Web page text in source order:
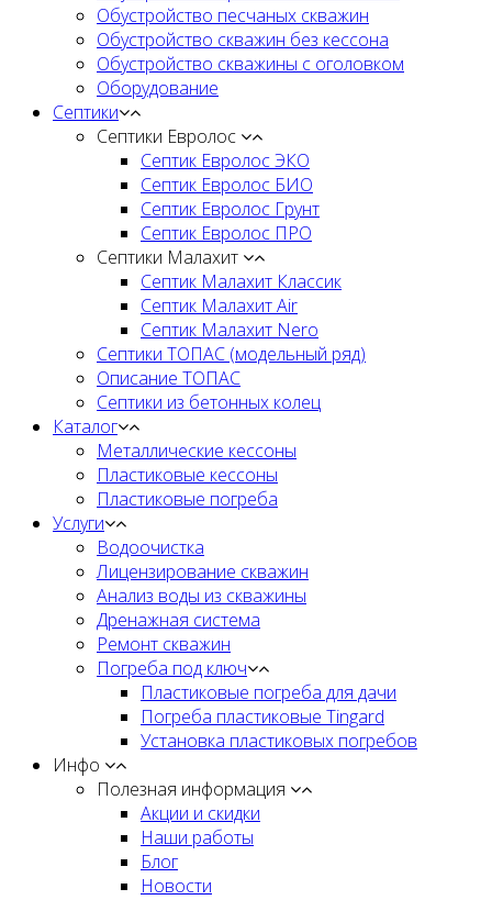
Обустройство песчаных скважин
Обустройство скважин без кессона
Обустройство скважины с оголовком
Оборудование
Септики
Септики Евролос
Септик Евролос ЭКО
Септик Евролос БИО
Септик Евролос Грунт
Септик Евролос ПРО
Септики Малахит
Септик Малахит Классик
Септик Малахит Air
Септик Малахит Nero
Септики ТОПАС (модельный ряд)
Описание ТОПАС
Септики из бетонных колец
Каталог
Металлические кессоны
Пластиковые кессоны
Пластиковые погреба
Услуги
Водоочистка
Лицензирование скважин
Анализ воды из скважины
Дренажная система
Ремонт скважин
Погреба под ключ
Пластиковые погреба для дачи
Погреба пластиковые Tingard
Установка пластиковых погребов
Инфо
Полезная информация
Акции и скидки
Наши работы
Блог
Новости